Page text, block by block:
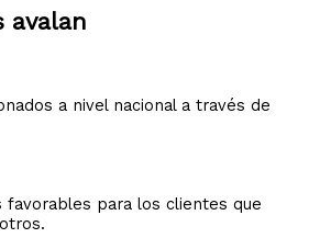
avalan
a nivel nacional a través de
favorables para los clientes que